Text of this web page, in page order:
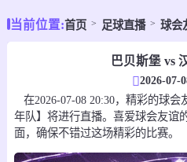
当前位置:首页 足球直播 球会
巴贝斯堡 vs
2026-07-
在2026-07-08 20:30，精彩的球
年队】将进行直播。喜爱球会友谊
面，确保不错过这场精彩的比赛。